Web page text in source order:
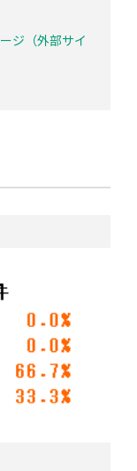
ジ（外部サイ